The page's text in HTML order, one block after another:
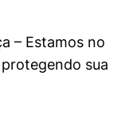
– Estamos no
sua